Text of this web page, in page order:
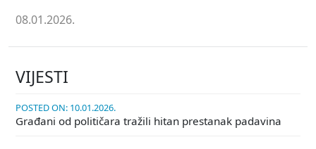
08.01.2026.
VIJESTI
POSTED ON: 10.01.2026.
Građani od političara tražili hitan prestanak padavina